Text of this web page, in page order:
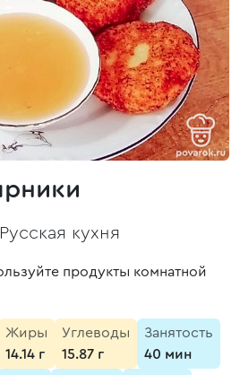
Русская кухня
продукты комнатной
Жиры
14.14 г
Углеводы
15.87 г
Занятость
40 мин